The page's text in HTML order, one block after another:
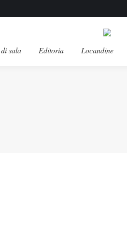
sala Editoria Locandine